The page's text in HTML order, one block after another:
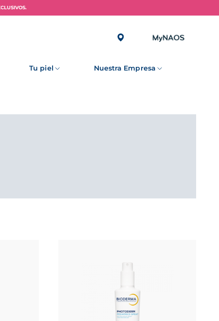
Tu piel Nuestra Empresa